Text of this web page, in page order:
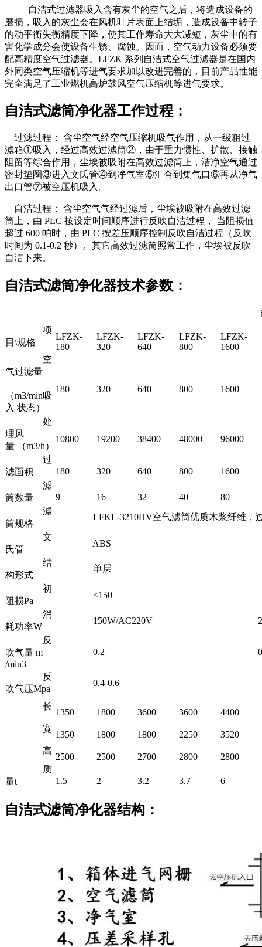
自洁式过滤器吸入含有灰尘的空气之后，将造成设备的
磨损，吸入的灰尘会在风机叶片表面上结垢，造成设备中转子
的动平衡失衡精度下降，使其工作寿命大大减短，灰尘中的有
害化学成分会使设备生锈、腐蚀。因而，空气动力设备必须要
配高精度空气过滤器。LFZK 系列自洁式空气过滤器是在国内
外同类空气压缩机等进气要求加以改进完善的，目前产品性能
完全满足了工业燃机高炉鼓风空气压缩机等进气要求。
自洁式滤筒净化器工作过程：
过滤过程： 含尘空气经空气压缩机吸气作用，从一级粗过
滤箱①吸入，经过高效过滤筒②，由于重力惯性、扩散、接触
阻留等综合作用，尘埃被吸附在高效过滤筒上，洁净空气通过
密封垫圈③进入文氏管④到净气室⑤汇合到集气口⑥再从净气
出口管⑦被空压机吸入。
自洁过程： 含尘空气气经过滤后，尘埃被吸附在高效过滤
筒上，由 PLC 按设定时间顺序进行反吹自洁过程， 当阻损值
超过 600 帕时，由 PLC 按差压顺序控制反吹自洁过程（反吹
时间为 0.1-0.2 秒）。其它高效过滤筒照常工作，尘埃被反吹
自洁下来。
自洁式滤筒净化器技术参数：
自洁
项
目\规格
LFZK-
180
LFZK-
320
LFZK-
640
LFZK-
800
LFZK-
1600
空
气过滤量
180
320 640 800 1600
（m3/min吸
入 状态）
处
理风
量 （m3/h）
10800 19200 38400 48000 96000
过
滤面积
180 320 640 800
1600
滤
筒数量
9 16 32 40
80
滤
筒规格
LFKL-3210HV空气滤筒优质木浆纤维，过滤
文
氏管
ABS
结
构形式
单层
初
阻损Pa
≤150
消
耗功率W
150W/AC220V
反
吹气量 m
/min3
0.2
反
吹气压Mpa
0.4-0.6
长
1350 1800 3600 3600
4400
宽
1350 1800 1800 2250
3520
高
2500 2500 2700 2800
2800
质
量t
1.5 2 3.2 3.7 6
自洁式滤筒净化器结构：